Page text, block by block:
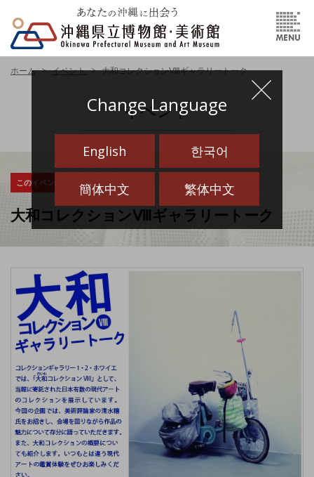
Change Language
English 한국어
簡体中文 繁体中文
ホーム イベント 大和コレクションⅧギャラリートーク
イベント
このイベントは終了しました
大和コレクションⅧギャラリートーク